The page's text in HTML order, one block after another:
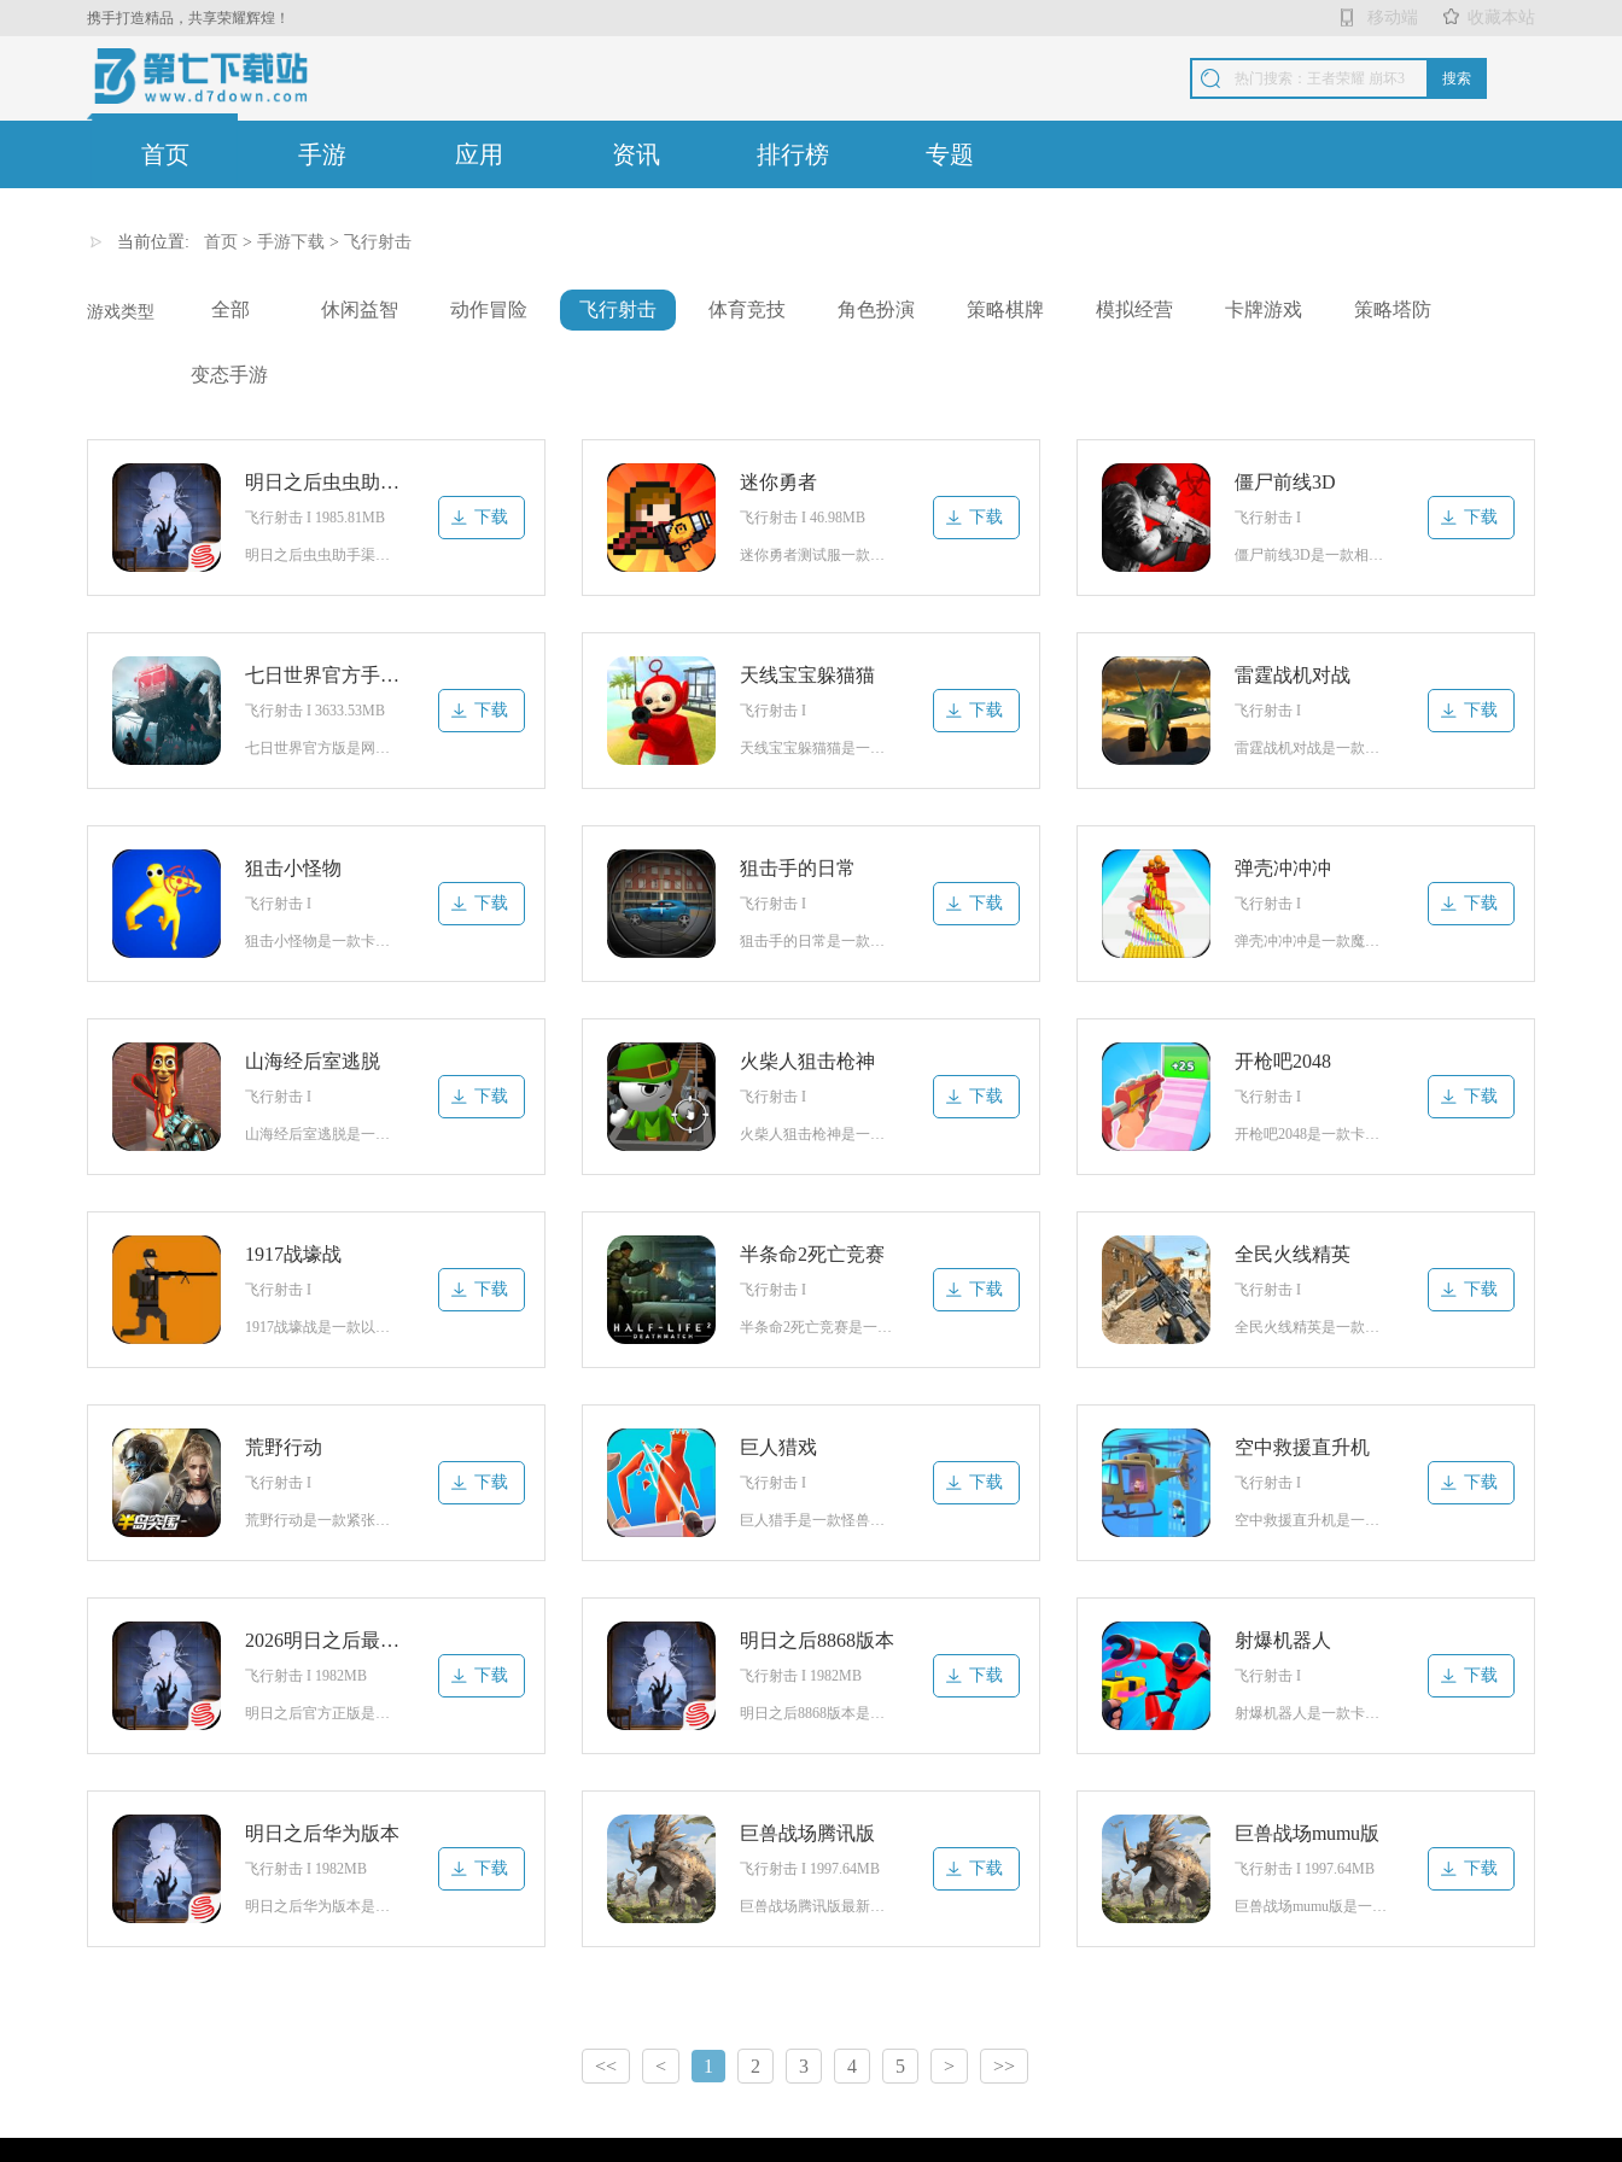
携手打造精品，共享荣耀辉煌！ 移动端 收藏本站
搜索
首页 手游 应用 资讯 排行榜 专题
当前位置: 首页 > 手游下载 > 飞行射击
游戏类型 全部 休闲益智 动作冒险 飞行射击 体育竞技 角色扮演 策略棋牌 模拟经营 卡牌游戏 策略塔防
变态手游
明日之后虫虫助手渠道服
飞行射击 I 1985.81MB 下载
迷你勇者
飞行射击 I 46.98MB 下载
僵尸前线3D
飞行射击 I 下载
七日世界官方手机版
飞行射击 I 3633.53MB 下载
天线宝宝躲猫猫
飞行射击 I 下载
雷霆战机对战
飞行射击 I 下载
狙击小怪物
飞行射击 I 下载
狙击手的日常
飞行射击 I 下载
弹壳冲冲冲
飞行射击 I 下载
山海经后室逃脱
飞行射击 I 下载
火柴人狙击枪神
飞行射击 I 下载
开枪吧2048
飞行射击 I 下载
1917战壕战
飞行射击 I 下载
半条命2死亡竞赛
飞行射击 I 下载
全民火线精英
飞行射击 I 下载
荒野行动
飞行射击 I 下载
巨人猎戏
飞行射击 I 下载
空中救援直升机
飞行射击 I 下载
2026明日之后最新版本
飞行射击 I 1982MB 下载
明日之后8868版本
飞行射击 I 1982MB 下载
射爆机器人
飞行射击 I 下载
明日之后华为版本
飞行射击 I 1982MB 下载
巨兽战场腾讯版
飞行射击 I 1997.64MB 下载
巨兽战场mumu版
飞行射击 I 1997.64MB 下载
<< < 1 2 3 4 5 > >>